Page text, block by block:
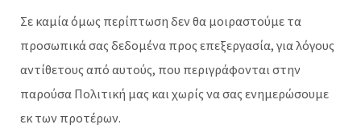
Σε καμία όμως περίπτωση δεν θα μοιραστούμε τα
προσωπικά σας δεδομένα προς επεξεργασία, για λόγους
αντίθετους από αυτούς, που περιγράφονται στην
παρούσα Πολιτική μας και χωρίς να σας ενημερώσουμε
εκ των προτέρων.